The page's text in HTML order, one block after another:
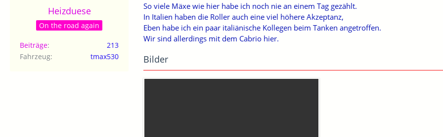
Heizduese
On the road again
Beiträge
213
Fahrzeug
tmax530
So viele Mäxe wie hier habe ich noch nie an einem Tag gezählt.
In Italien haben die Roller auch eine viel höhere Akzeptanz,
Eben habe ich ein paar italiänische Kollegen beim Tanken angetroffen.
Wir sind allerdings mit dem Cabrio hier.
Bilder